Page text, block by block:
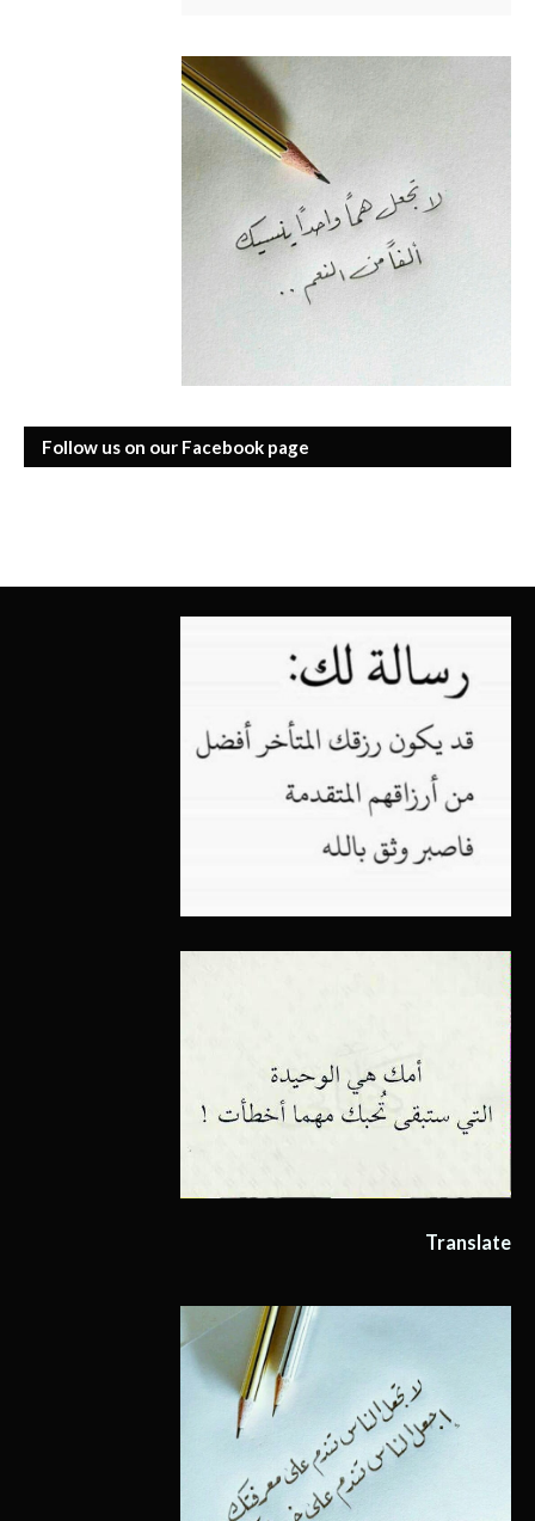
Follow us on our Facebook page
Translate